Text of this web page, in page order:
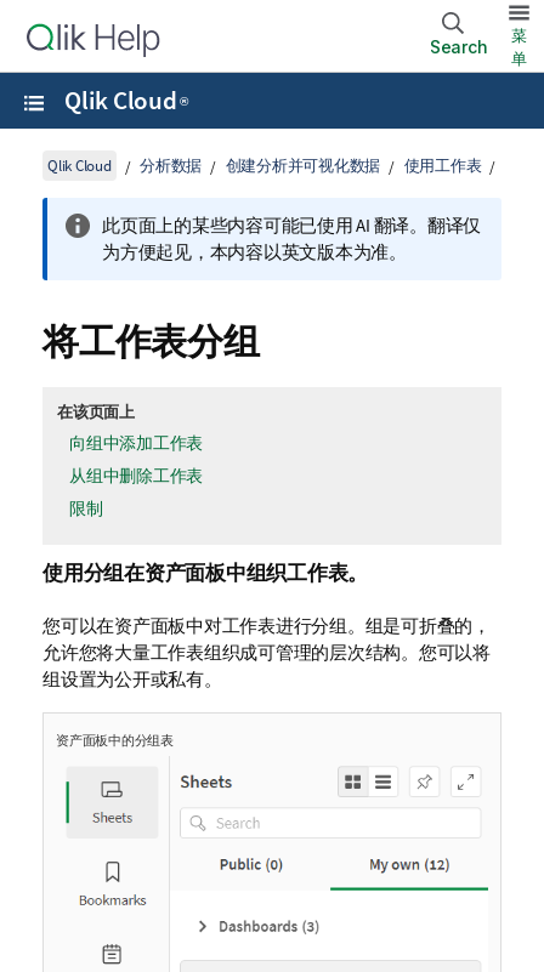
Search
菜
单
Qlik Cloud ®
Qlik Cloud 分析数据 创建分析并可视化数据 使用工作表
此页面上的某些内容可能已使用 AI 翻译。翻译仅
为方便起见，本内容以英文版本为准。
将工作表分组
在该页面上
向组中添加工作表
从组中删除工作表
限制
使用分组在资产面板中组织工作表。
您可以在资产面板中对工作表进行分组。组是可折叠的，
允许您将大量工作表组织成可管理的层次结构。您可以将
组设置为公开或私有。
资产面板中的分组表